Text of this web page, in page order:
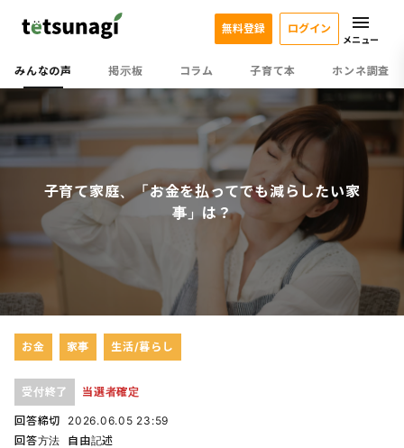
みんなの声 掲示板 コラム 子育て本 ホンネ調査
無料登録 ログイン
メニュー
子育て家庭、「お金を払ってでも減らしたい家
事」は？
お金 家事 生活/暮らし
受付終了 当選者確定
回答締切
2026.06.05 23:59
回答方法
自由記述